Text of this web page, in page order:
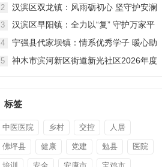
2 汉滨区双龙镇：风雨砺初心 坚守护安澜
3
汉滨区早阳镇：全力以“复” 守护万家平
4
宁强县代家坝镇：情系优秀学子 暖心助
5
神木市滨河新区街道新光社区2026年度
标签
中医医院 乡村 交控 人居
佛坪县 健康 党建 勉县 医院